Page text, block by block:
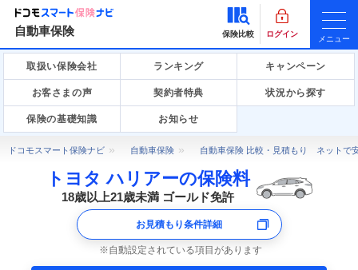
自動車保険 保険比較 ログイン
メニュー
取扱い保険会社 ランキング キャンペーン
お客さまの声 契約者特典 状況から探す
保険の基礎知識 お知らせ
ドコモスマート保険ナビ 自動車保険 自動車保険 比較・見積もり ネットで
トヨタ ハリアーの保険料
18歳以上21歳未満 ゴールド免許
お見積もり条件詳細
自動設定されている項目があります